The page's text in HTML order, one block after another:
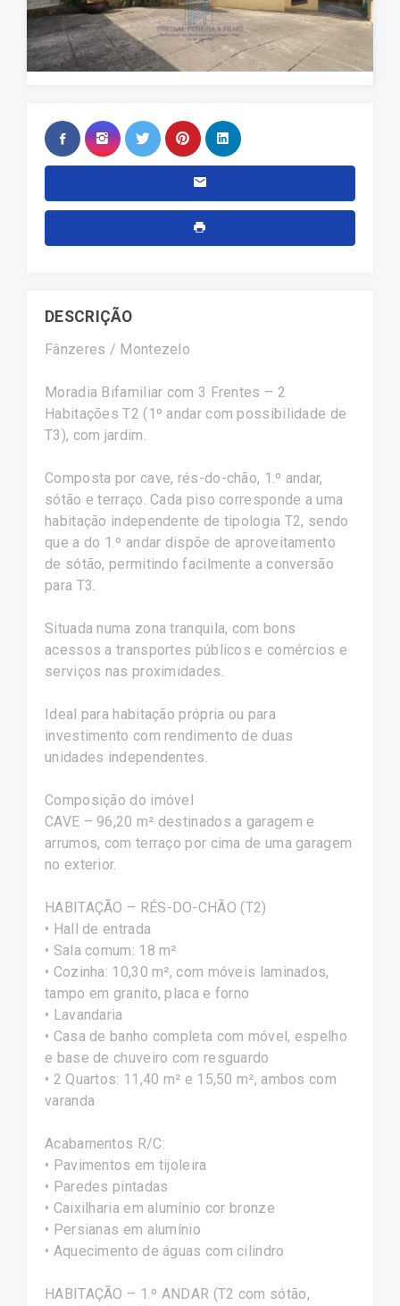
DESCRIÇÃO
Fânzeres / Montezelo
Moradia Bifamiliar com 3 Frentes – 2
Habitações T2 (1º andar com possibilidade de
T3), com jardim.
Composta por cave, rés-do-chão, 1.º andar,
sótão e terraço. Cada piso corresponde a uma
habitação independente de tipologia T2, sendo
que a do 1.º andar dispõe de aproveitamento
de sótão, permitindo facilmente a conversão
para T3.
Situada numa zona tranquila, com bons
acessos a transportes públicos e comércios e
serviços nas proximidades.
Ideal para habitação própria ou para
investimento com rendimento de duas
unidades independentes.
Composição do imóvel
CAVE – 96,20 m² destinados a garagem e
arrumos, com terraço por cima de uma garagem
no exterior.
HABITAÇÃO – RÉS-DO-CHÃO (T2)
• Hall de entrada
• Sala comum: 18 m²
• Cozinha: 10,30 m², com móveis laminados,
tampo em granito, placa e forno
• Lavandaria
• Casa de banho completa com móvel, espelho
e base de chuveiro com resguardo
• 2 Quartos: 11,40 m² e 15,50 m², ambos com
varanda
Acabamentos R/C:
• Pavimentos em tijoleira
• Paredes pintadas
• Caixilharia em alumínio cor bronze
• Persianas em alumínio
• Aquecimento de águas com cilindro
HABITAÇÃO – 1.º ANDAR (T2 com sótão,